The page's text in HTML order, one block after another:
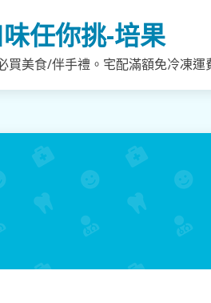
任你挑-培果
美食/伴手禮。宅配滿額免冷凍運